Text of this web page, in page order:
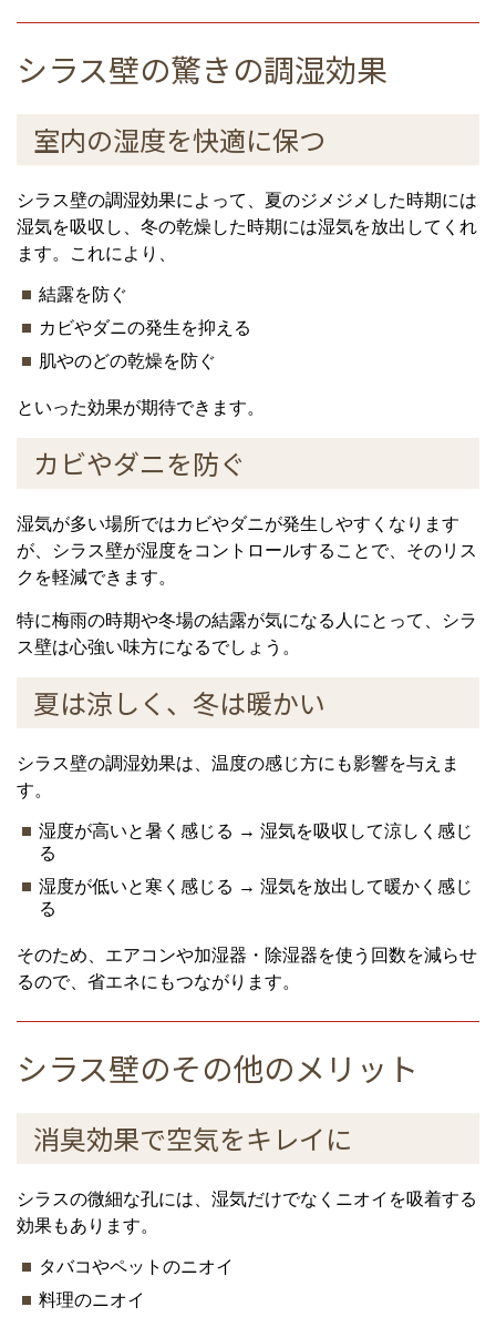
シラス壁の驚きの調湿効果
室内の湿度を快適に保つ
シラス壁の調湿効果によって、夏のジメジメした時期には
湿気を吸収し、冬の乾燥した時期には湿気を放出してくれ
ます。これにより、
結露を防ぐ
カビやダニの発生を抑える
肌やのどの乾燥を防ぐ
といった効果が期待できます。
カビやダニを防ぐ
湿気が多い場所ではカビやダニが発生しやすくなります
が、シラス壁が湿度をコントロールすることで、そのリス
クを軽減できます。
特に梅雨の時期や冬場の結露が気になる人にとって、シラ
ス壁は心強い味方になるでしょう。
夏は涼しく、冬は暖かい
シラス壁の調湿効果は、温度の感じ方にも影響を与えま
す。
湿度が高いと暑く感じる → 湿気を吸収して涼しく感じ
る
湿度が低いと寒く感じる → 湿気を放出して暖かく感じ
る
そのため、エアコンや加湿器・除湿器を使う回数を減らせ
るので、省エネにもつながります。
シラス壁のその他のメリット
消臭効果で空気をキレイに
シラスの微細な孔には、湿気だけでなくニオイを吸着する
効果もあります。
タバコやペットのニオイ
料理のニオイ